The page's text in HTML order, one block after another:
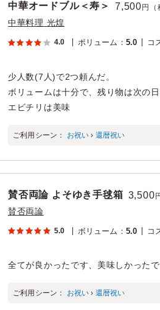
中華オードブル＜寿＞ 7,500 円（
中華料理 光煌
4.0 ボリューム ： 5.0 コ
少人数(7人)で2つ頼んだ。
ボリュームは十分で、残り物は次の日
エビチリは美味
ご利用シーン： お祝い › 還暦祝い
賛否両論 よそゆき手毬箱 3,500
賛否両論
5.0 ボリューム ： 5.0 コ
全てが良かったです、美味しかった
ご利用シーン： お祝い › 還暦祝い